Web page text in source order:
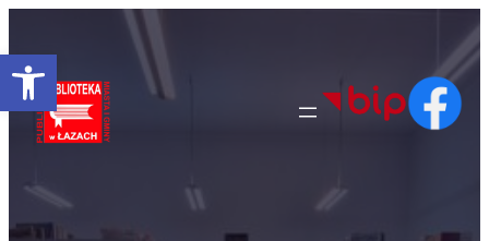
Otwórz pasek narzędzi
treści